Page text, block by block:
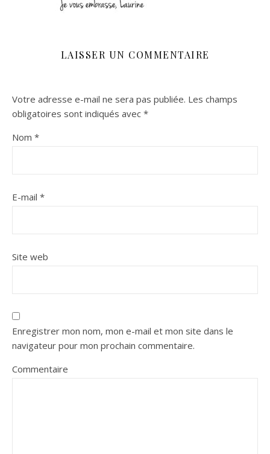
LAISSER UN COMMENTAIRE
Votre adresse e-mail ne sera pas publiée. Les champs
obligatoires sont indiqués avec *
Nom *
E-mail *
Site web
Enregistrer mon nom, mon e-mail et mon site dans le
navigateur pour mon prochain commentaire.
Commentaire